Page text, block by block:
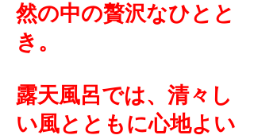
然の中の贅沢なひとと
き。
露天風呂では、清々し
い風とともに心地よい